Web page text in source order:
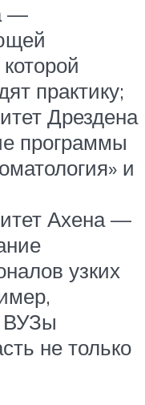
—
практику;
Дрездена
программы
и
Ахена —
узких
ВУЗы
не только